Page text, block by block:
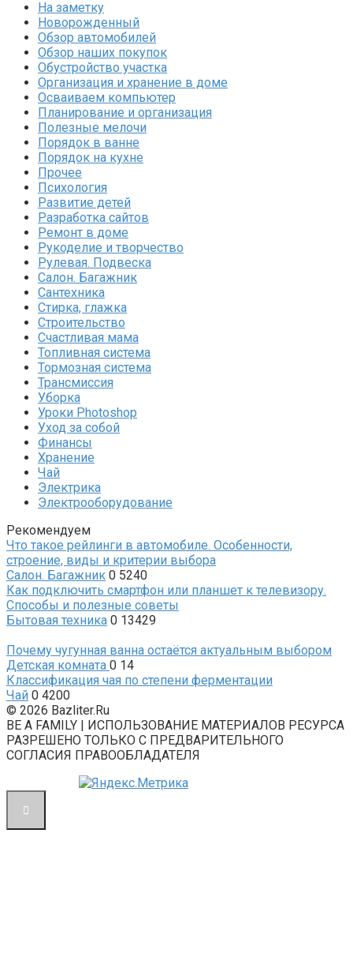
На заметку
Новорожденный
Обзор автомобилей
Обзор наших покупок
Обустройство участка
Организация и хранение в доме
Осваиваем компьютер
Планирование и организация
Полезные мелочи
Порядок в ванне
Порядок на кухне
Прочее
Психология
Развитие детей
Разработка сайтов
Ремонт в доме
Рукоделие и творчество
Рулевая. Подвеска
Салон. Багажник
Сантехника
Стирка, глажка
Строительство
Счастливая мама
Топливная система
Тормозная система
Трансмиссия
Уборка
Уроки Photoshop
Уход за собой
Финансы
Хранение
Чай
Электрика
Электрооборудование
Рекомендуем
Что такое рейлинги в автомобиле. Особенности,
строение, виды и критерии выбора
Салон. Багажник 0 5240
Как подключить смартфон или планшет к телевизору.
Способы и полезные советы
Бытовая техника 0 13429
Почему чугунная ванна остаётся актуальным выбором
Детская комната 0 14
Классификация чая по степени ферментации
Чай 0 4200
© 2026 Bazliter.Ru
BE A FAMILY | ИСПОЛЬЗОВАНИЕ МАТЕРИАЛОВ РЕСУРСА
РАЗРЕШЕНО ТОЛЬКО С ПРЕДВАРИТЕЛЬНОГО
СОГЛАСИЯ ПРАВООБЛАДАТЕЛЯ